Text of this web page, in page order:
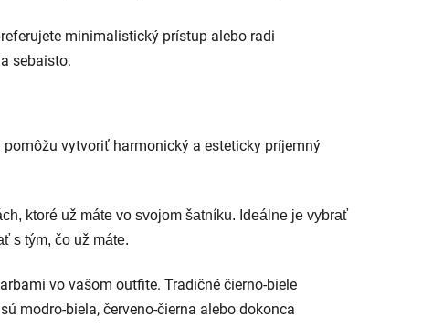
minimalistický prístup alebo radi
sebaisto.
vytvoriť harmonický a esteticky príjemný
ktoré už máte vo svojom šatníku. Ideálne je vybrať
s tým, čo už máte.
vo vašom outfite. Tradičné čierno-biele
modro-biela, červeno-čierna alebo dokonca